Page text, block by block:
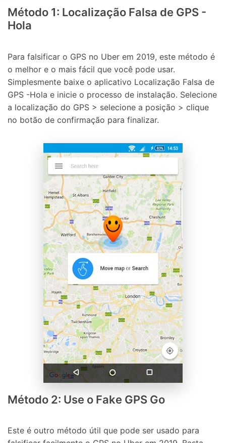
Método 1: Localização Falsa de GPS -
Hola
Para falsificar o GPS no Uber em 2019, este método é
o melhor e o mais fácil que você pode usar.
Simplesmente baixe o aplicativo Localização Falsa de
GPS -Hola e inicie o processo de instalação. Selecione
a localização do GPS > selecione a posição > clique
no botão de confirmação para finalizar.
Método 2: Use o Fake GPS Go
Este é outro método útil que pode ser usado para